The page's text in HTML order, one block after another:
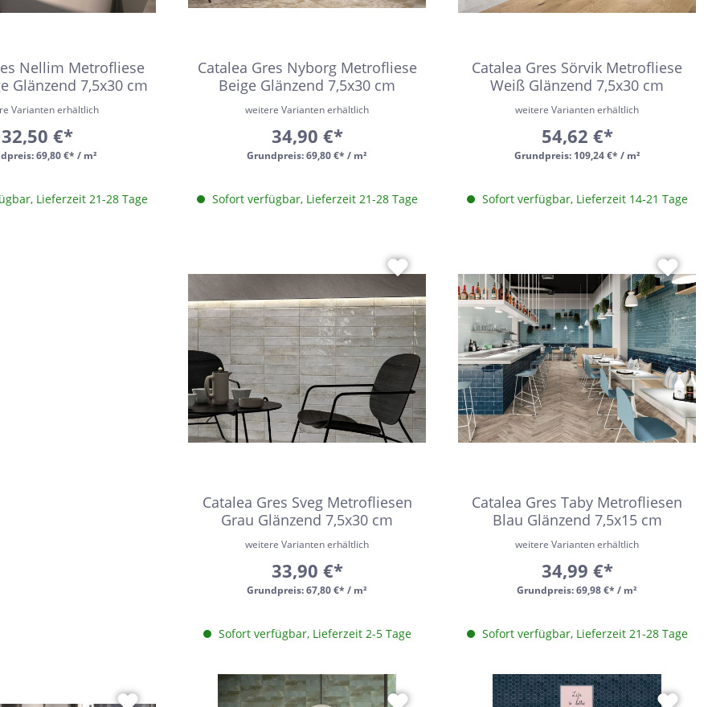
Nellim Metrofliese
Glänzend 7,5x30 cm
69,80 €* / m²
Varianten erhältlich
32,50 €*
Lieferzeit 21-28 Tage
Catalea Gres Nyborg Metrofliese
Beige Glänzend 7,5x30 cm
Grundpreis:69,80 €* / m²
weitere Varianten erhältlich
34,90 €*
Sofort verfügbar, Lieferzeit 21-28 Tage
Catalea Gres Sörvik Metrofliese
Weiß Glänzend 7,5x30 cm
Grundpreis: 109,24 €* / m²
weitere Varianten erhältlich
54,62 €*
Sofort verfügbar, Lieferzeit 14-21 Tage
Catalea Gres Sveg Metrofliesen
Grau Glänzend 7,5x30 cm
Grundpreis:67,80 €* / m²
weitere Varianten erhältlich
33,90 €*
Sofort verfügbar, Lieferzeit 2-5 Tage
Catalea Gres Taby Metrofliesen
Blau Glänzend 7,5x15 cm
Grundpreis:69,98 €* / m²
weitere Varianten erhältlich
34,99 €*
Sofort verfügbar, Lieferzeit 21-28 Tage